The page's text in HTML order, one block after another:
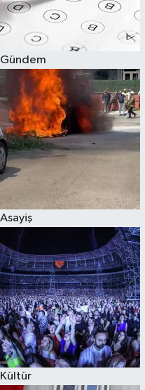
Gündem
Asayiş
Kültür
Spor
Burç Yorumları
Çocuk
Eğitim
Kadın
Kim kimdir?
Kültür Sanat
Sağlık
Siyaset
Teknoloji